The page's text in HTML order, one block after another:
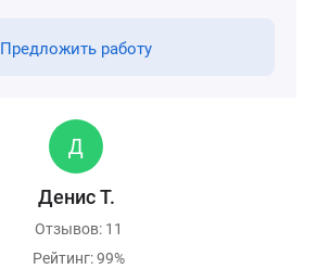
Предложить работу
Денис Т.
Отзывов: 11
Рейтинг: 99%